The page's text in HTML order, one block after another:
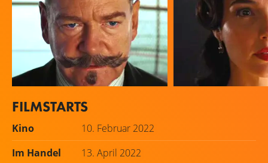
Kenneth Branagh
Hercule Poirot
FILMSTARTS
Kino
10. Februar 2022
Im Handel
13. April 2022